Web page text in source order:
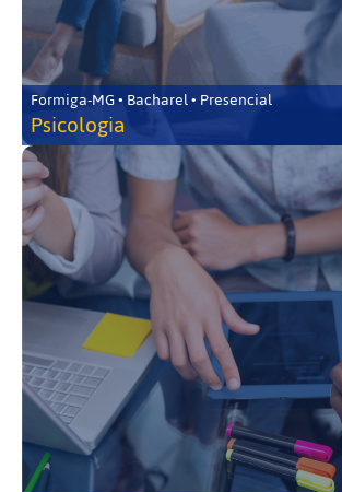
Formiga-MG • Bacharel • Presencial
Psicologia